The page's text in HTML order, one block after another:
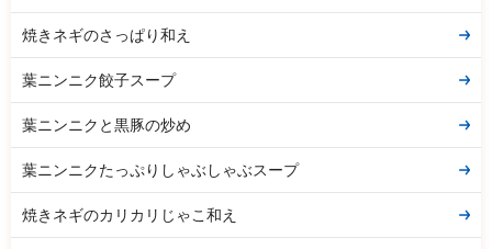
焼きネギのさっぱり和え
葉ニンニク餃子スープ
葉ニンニクと黒豚の炒め
葉ニンニクたっぷりしゃぶしゃぶスープ
焼きネギのカリカリじゃこ和え